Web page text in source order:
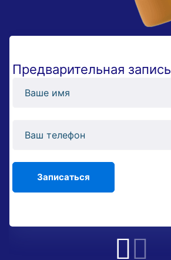
Предварительная запись